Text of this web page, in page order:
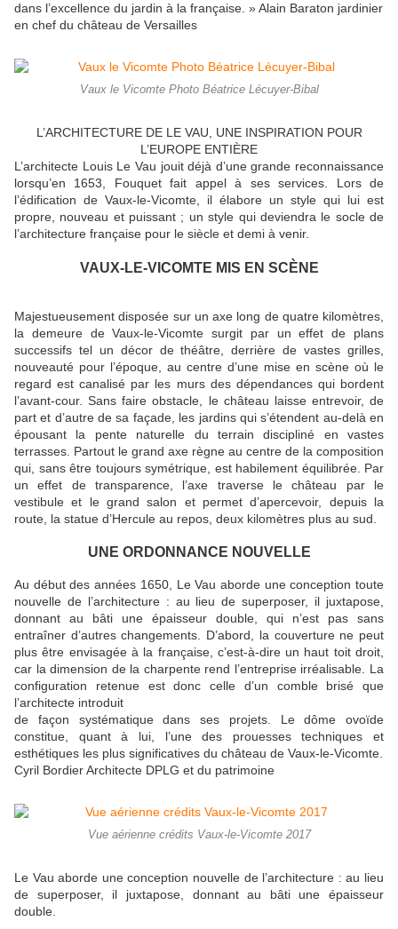
dans l’excellence du jardin à la française. » Alain Baraton jardinier
en chef du château de Versailles
Vaux le Vicomte Photo Béatrice Lécuyer-Bibal
L’ARCHITECTURE DE LE VAU, UNE INSPIRATION POUR
L’EUROPE ENTIÈRE
L’architecte Louis Le Vau jouit déjà d’une grande reconnaissance
lorsqu’en 1653, Fouquet fait appel à ses services. Lors de
l’édification de Vaux-le-Vicomte, il élabore un style qui lui est
propre, nouveau et puissant ; un style qui deviendra le socle de
l’architecture française pour le siècle et demi à venir.
VAUX-LE-VICOMTE MIS EN SCÈNE
Majestueusement disposée sur un axe long de quatre kilomètres,
la demeure de Vaux-le-Vicomte surgit par un effet de plans
successifs tel un décor de théâtre, derrière de vastes grilles,
nouveauté pour l’époque, au centre d’une mise en scène où le
regard est canalisé par les murs des dépendances qui bordent
l’avant-cour. Sans faire obstacle, le château laisse entrevoir, de
part et d’autre de sa façade, les jardins qui s’étendent au-delà en
épousant la pente naturelle du terrain discipliné en vastes
terrasses. Partout le grand axe règne au centre de la composition
qui, sans être toujours symétrique, est habilement équilibrée. Par
un effet de transparence, l’axe traverse le château par le
vestibule et le grand salon et permet d’apercevoir, depuis la
route, la statue d’Hercule au repos, deux kilomètres plus au sud.
UNE ORDONNANCE NOUVELLE
Au début des années 1650, Le Vau aborde une conception toute
nouvelle de l’architecture : au lieu de superposer, il juxtapose,
donnant au bâti une épaisseur double, qui n’est pas sans
entraîner d’autres changements. D’abord, la couverture ne peut
plus être envisagée à la française, c’est-à-dire un haut toit droit,
car la dimension de la charpente rend l’entreprise irréalisable. La
configuration retenue est donc celle d’un comble brisé que
l’architecte introduit
de façon systématique dans ses projets. Le dôme ovoïde
constitue, quant à lui, l’une des prouesses techniques et
esthétiques les plus significatives du château de Vaux-le-Vicomte.
Cyril Bordier Architecte DPLG et du patrimoine
Vue aérienne crédits Vaux-le-Vicomte 2017
Le Vau aborde une conception nouvelle de l’architecture : au lieu
de superposer, il juxtapose, donnant au bâti une épaisseur
double.